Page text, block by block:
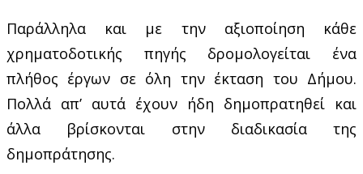
Παράλληλα και με την αξιοποίηση κάθε
χρηματοδοτικής πηγής δρομολογείται ένα
πλήθος έργων σε όλη την έκταση του Δήμου.
Πολλά απ’ αυτά έχουν ήδη δημοπρατηθεί και
άλλα βρίσκονται στην διαδικασία της
δημοπράτησης.